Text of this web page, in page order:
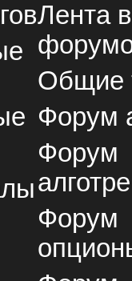
Лента
Общие
Форум
Форум
Форум